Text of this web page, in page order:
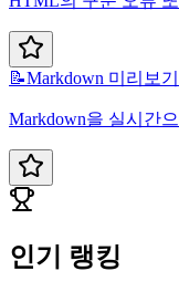
📝Markdown 미리보기
Markdown을 실시간
인기 랭킹